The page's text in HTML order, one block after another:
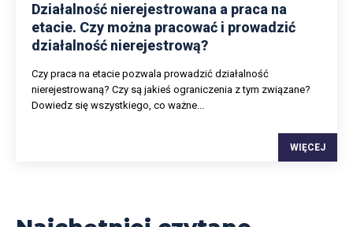
Działalność nierejestrowana a praca na
etacie. Czy można pracować i prowadzić
działalność nierejestrową?
Czy praca na etacie pozwala prowadzić działalność
nierejestrowaną? Czy są jakieś ograniczenia z tym związane?
Dowiedz się wszystkiego, co ważne...
WIĘCEJ